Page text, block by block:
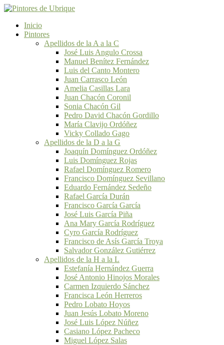
Inicio
Pintores
Apellidos de la A a la C
José Luis Angulo Crossa
Manuel Benítez Fernández
Luis del Canto Montero
Juan Carrasco León
Amelia Casillas Lara
Juan Chacón Coronil
Sonia Chacón Gil
Pedro David Chacón Gordillo
María Clavijo Ordóñez
Vicky Collado Gago
Apellidos de la D a la G
Joaquín Domínguez Ordóñez
Luis Domínguez Rojas
Rafael Domínguez Romero
Francisco Domínguez Sevillano
Eduardo Fernández Sedeño
Rafael García Durán
Francisco García García
José Luis García Piña
Ana Mary García Rodríguez
Cyro García Rodríguez
Francisco de Asís García Troya
Salvador González Gutiérrez
Apellidos de la H a la L
Estefanía Hernández Guerra
José Antonio Hinojos Morales
Carmen Izquierdo Sánchez
Francisca León Herreros
Pedro Lobato Hoyos
Juan Jesús Lobato Moreno
José Luis López Núñez
Casiano López Pacheco
Miguel López Salas